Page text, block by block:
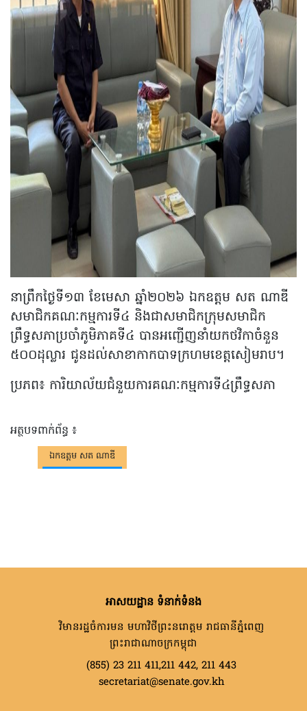
នាព្រឹកថ្ងៃទី១៣ ខែមេសា ឆ្នាំ២០២៦ ឯកឧត្តម សត ណាឌី
សមាជិកគណៈកម្មការទី៤ និងជាសមាជិកក្រុមសមាជិក
ព្រឹទ្ធសភាប្រចាំភូមិភាគទី៤ បានអញ្ជើញនាំយកថវិកាចំនួន
៥០០ដុល្លារ ជូនដល់សាខាកាកបាទក្រហមខេត្តសៀមរាប។
ប្រភព៖ ការិយាល័យ​ជំនួយ​ការ​គណៈកម្មការ​ទី៤ព្រឹទ្ធសភា
អត្ថបទពាក់ព័ន្ធ ៖
ឯកឧត្តម សត ណាឌី
អាសយដ្ឋាន ទំនាក់ទំនង
វិមានរដ្ឋចំការមន មហាវិថីព្រះនរោត្តម រាជធានីភ្នំពេញ
ព្រះរាជាណាចក្រកម្ពុជា
(855) 23 211 411,211 442, 211 443
secretariat@senate.gov.kh